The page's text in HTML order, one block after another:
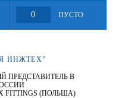
0 ПУСТО
ИНЖТЕХ”
ПРЕДСТАВИТЕЛЬ В
(ПОЛЬША)